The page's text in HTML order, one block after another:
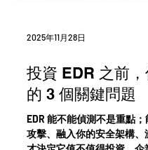
2025年11月28日
投資 EDR 之前，
的 3 個關鍵問題